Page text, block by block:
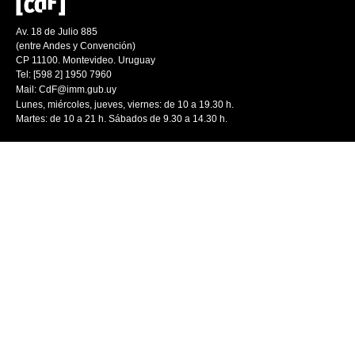
Av. 18 de Julio 885
(entre Andes y Convención)
CP 11100. Montevideo. Uruguay
Tel: [598 2] 1950 7960
Mail: CdF@imm.gub.uy
Lunes, miércoles, jueves, viernes: de 10 a 19.30 h.
Martes: de 10 a 21 h. Sábados de 9.30 a 14.30 h.